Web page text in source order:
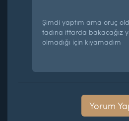
Şimdi yaptım ama oruç
tadına iftarda bakacağız
olmadığı için kıyamadım
Yorum